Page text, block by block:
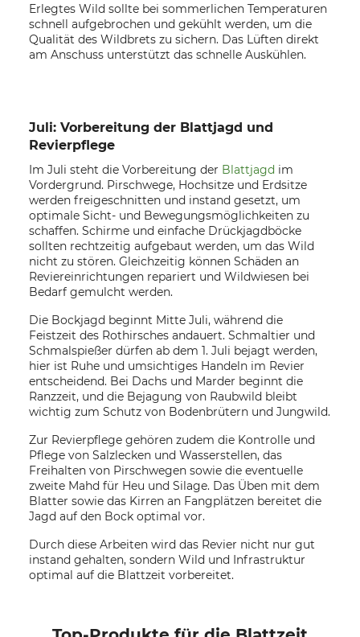
Erlegtes Wild sollte bei sommerlichen Temperaturen
schnell aufgebrochen und gekühlt werden, um die
Qualität des Wildbrets zu sichern. Das Lüften direkt
am Anschuss unterstützt das schnelle Auskühlen.
Juli: Vorbereitung der Blattjagd und
Revierpflege
Im Juli steht die Vorbereitung der Blattjagd im
Vordergrund. Pirschwege, Hochsitze und Erdsitze
werden freigeschnitten und instand gesetzt, um
optimale Sicht- und Bewegungsmöglichkeiten zu
schaffen. Schirme und einfache Drückjagdböcke
sollten rechtzeitig aufgebaut werden, um das Wild
nicht zu stören. Gleichzeitig können Schäden an
Reviereinrichtungen repariert und Wildwiesen bei
Bedarf gemulcht werden.
Die Bockjagd beginnt Mitte Juli, während die
Feistzeit des Rothirsches andauert. Schmaltier und
Schmalspießer dürfen ab dem 1. Juli bejagt werden,
hier ist Ruhe und umsichtiges Handeln im Revier
entscheidend. Bei Dachs und Marder beginnt die
Ranzzeit, und die Bejagung von Raubwild bleibt
wichtig zum Schutz von Bodenbrütern und Jungwild.
Zur Revierpflege gehören zudem die Kontrolle und
Pflege von Salzlecken und Wasserstellen, das
Freihalten von Pirschwegen sowie die eventuelle
zweite Mahd für Heu und Silage. Das Üben mit dem
Blatter sowie das Kirren an Fangplätzen bereitet die
Jagd auf den Bock optimal vor.
Durch diese Arbeiten wird das Revier nicht nur gut
instand gehalten, sondern Wild und Infrastruktur
optimal auf die Blattzeit vorbereitet.